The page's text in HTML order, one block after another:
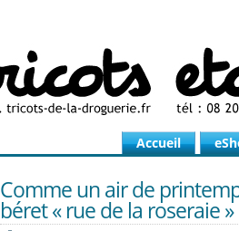
Accueil
Comme un air de
béret « rue de la roseraie »